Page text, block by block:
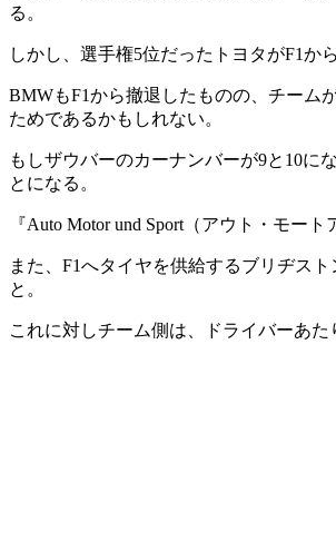
る。
しかし、選手権5位だったトヨタがF1か
BMWもF1から撤退したものの、チーム
ためであるかもしれない。
もしザウバーのカーナンバーが9と10に
とになる。
『Auto Motor und Sport（アウト・モー
また、F1へタイヤを供給するブリヂス
と。
これに対しチーム側は、ドライバーあ